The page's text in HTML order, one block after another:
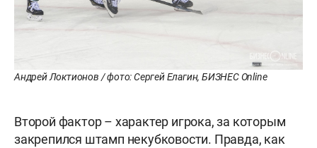
Андрей Локтионов / фото: Сергей Елагин, БИЗНЕС Online
Второй фактор – характер игрока, за которым
закрепился штамп некубковости. Правда, как